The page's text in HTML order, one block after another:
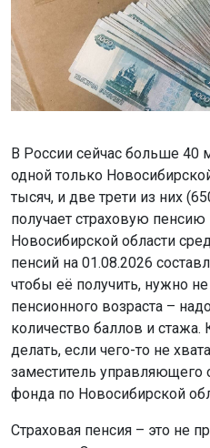
В России сейчас больше 40
одной только
тысяч, и две трети из них
получает страховую пенсию
Новосибирской области
пенсий на 01.08.2026
чтобы её получить, нужно
пенсионного возраста –
количество баллов и стажа.
делать, если чего-то не
заместитель управляющего
фонда по Новосибирской
Страховая пенсия – это не